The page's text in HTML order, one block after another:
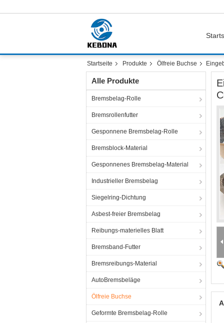
Startseite Produkte Ölfreie Buchse
Alle Produkte
Bremsbelag-Rolle
Bremsrollenfutter
Gesponnene Bremsbelag-Rolle
Bremsblock-Material
Gesponnenes Bremsbelag-Material
Industrieller Bremsbelag
Siegelring-Dichtung
Asbest-freier Bremsbelag
Reibungs-materielles Blatt
Bremsband-Futter
Bremsreibungs-Material
AutoBremsbeläge
Ölfreie Buchse
Geformte Bremsbelag-Rolle